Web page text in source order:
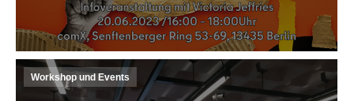
Workshop und Events